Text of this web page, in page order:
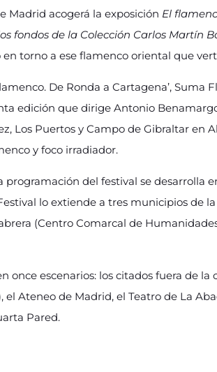
Madrid acogerá la exposición El
fondos de la Colección Carlos Martín
torno a ese flamenco oriental que
De Ronda a Cartagena’,
edición que dirige Antonio
Los Puertos y Campo de Gibraltar en
y foco irradiador.
programación del festival se desarrolla
lo extiende a tres municipios de
(Centro Comarcal de
once escenarios: los citados fuera de
el Ateneo de Madrid, el Teatro de La
Pared.